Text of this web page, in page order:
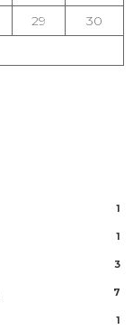
29
30
1
1
3
7
1